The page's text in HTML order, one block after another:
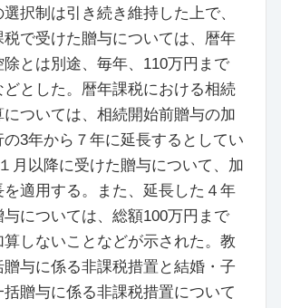
択制は引き続き維持した上で、
で受けた贈与については、暦年
とは別途、毎年、110万円まで
とした。暦年課税における相続
ついては、相続開始前贈与の加
3年から７年に延⻑するとしてい
⽉以降に受けた贈与について、加
適⽤する。また、延⻑した４年
与については、総額100万円まで
しないことなどが示された。教
与に係る⾮課税措置と結婚・⼦
贈与に係る⾮課税措置について